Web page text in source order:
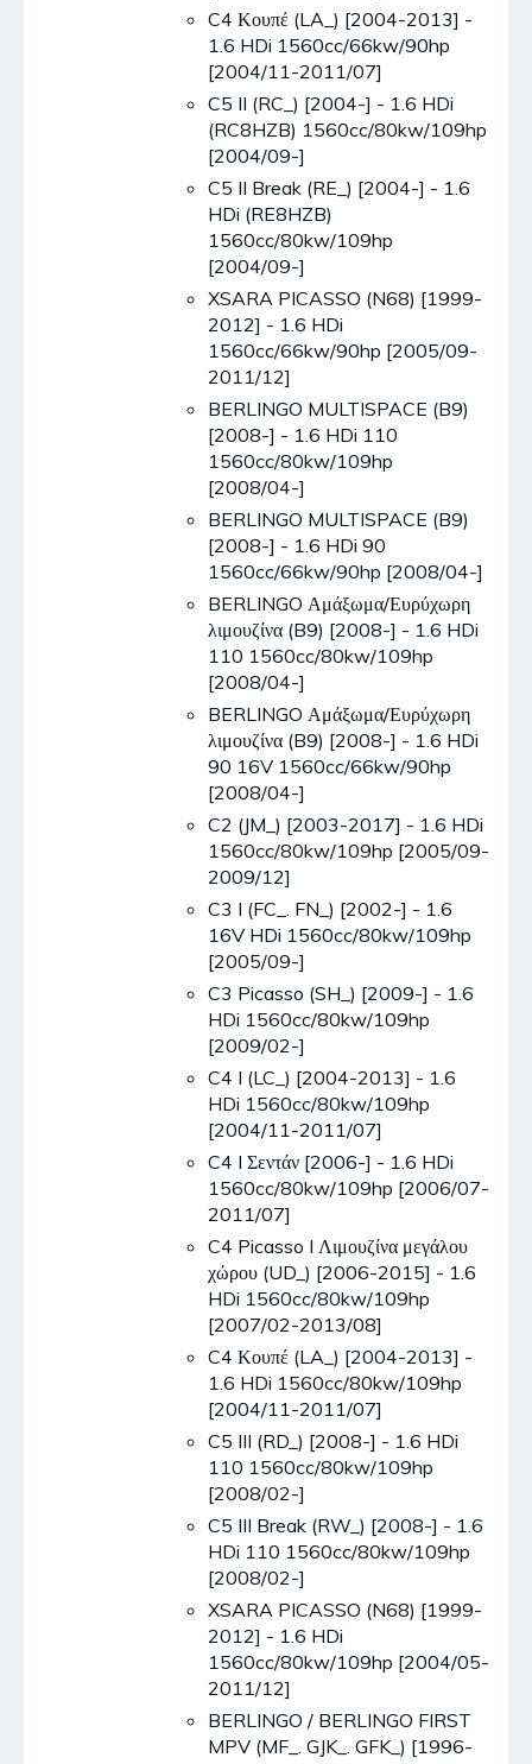
C4 Κουπέ (LA_) [2004-2013] -
1.6 HDi 1560cc/66kw/90hp
[2004/11-2011/07]
C5 II (RC_) [2004-] - 1.6 HDi
(RC8HZB) 1560cc/80kw/109hp
[2004/09-]
C5 II Break (RE_) [2004-] - 1.6
HDi (RE8HZB)
1560cc/80kw/109hp
[2004/09-]
XSARA PICASSO (N68) [1999-
2012] - 1.6 HDi
1560cc/66kw/90hp [2005/09-
2011/12]
BERLINGO MULTISPACE (B9)
[2008-] - 1.6 HDi 110
1560cc/80kw/109hp
[2008/04-]
BERLINGO MULTISPACE (B9)
[2008-] - 1.6 HDi 90
1560cc/66kw/90hp [2008/04-]
BERLINGO Αμάξωμα/Ευρύχωρη
λιμουζίνα (B9) [2008-] - 1.6 HDi
110 1560cc/80kw/109hp
[2008/04-]
BERLINGO Αμάξωμα/Ευρύχωρη
λιμουζίνα (B9) [2008-] - 1.6 HDi
90 16V 1560cc/66kw/90hp
[2008/04-]
C2 (JM_) [2003-2017] - 1.6 HDi
1560cc/80kw/109hp [2005/09-
2009/12]
C3 I (FC_. FN_) [2002-] - 1.6
16V HDi 1560cc/80kw/109hp
[2005/09-]
C3 Picasso (SH_) [2009-] - 1.6
HDi 1560cc/80kw/109hp
[2009/02-]
C4 I (LC_) [2004-2013] - 1.6
HDi 1560cc/80kw/109hp
[2004/11-2011/07]
C4 I Σεντάν [2006-] - 1.6 HDi
1560cc/80kw/109hp [2006/07-
2011/07]
C4 Picasso I Λιμουζίνα μεγάλου
χώρου (UD_) [2006-2015] - 1.6
HDi 1560cc/80kw/109hp
[2007/02-2013/08]
C4 Κουπέ (LA_) [2004-2013] -
1.6 HDi 1560cc/80kw/109hp
[2004/11-2011/07]
C5 III (RD_) [2008-] - 1.6 HDi
110 1560cc/80kw/109hp
[2008/02-]
C5 III Break (RW_) [2008-] - 1.6
HDi 110 1560cc/80kw/109hp
[2008/02-]
XSARA PICASSO (N68) [1999-
2012] - 1.6 HDi
1560cc/80kw/109hp [2004/05-
2011/12]
BERLINGO / BERLINGO FIRST
MPV (MF_. GJK_. GFK_) [1996-